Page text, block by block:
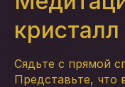
кристалл
Сядьте с прямой
Представьте, что